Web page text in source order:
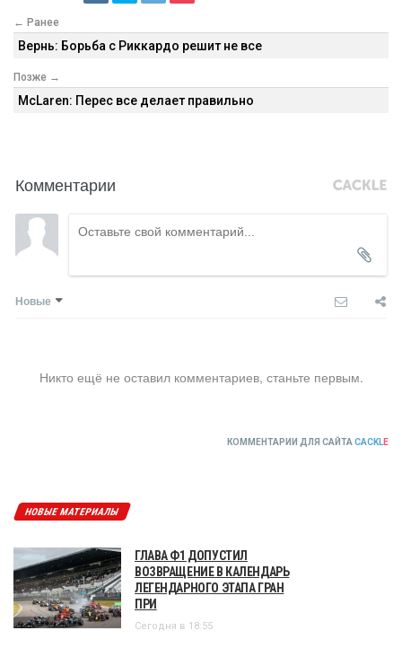
← Ранее
Вернь: Борьба с Риккардо решит не все
Позже →
McLaren: Перес все делает правильно
Комментарии
Новые
Никто ещё не оставил комментариев, станьте первым.
КОММЕНТАРИИ ДЛЯ САЙТА CACKLE
НОВЫЕ МАТЕРИАЛЫ
ГЛАВА Ф1 ДОПУСТИЛ
ВОЗВРАЩЕНИЕ В КАЛЕНДАРЬ
ЛЕГЕНДАРНОГО ЭТАПА ГРАН
ПРИ
Сегодня в 18:55